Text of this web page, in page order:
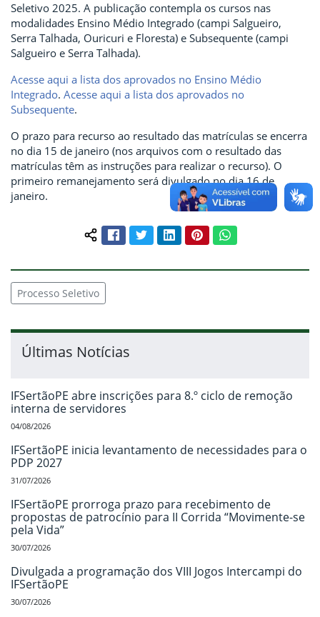
Seletivo 2025. A publicação contempla os cursos nas
modalidades Ensino Médio Integrado (campi Salgueiro,
Serra Talhada, Ouricuri e Floresta) e Subsequente (campi
Salgueiro e Serra Talhada).
Acesse aqui a lista dos aprovados no Ensino Médio
Integrado. Acesse aqui a lista dos aprovados no
Subsequente.
O prazo para recurso ao resultado das matrículas se encerra
no dia 15 de janeiro (nos arquivos com o resultado das
matrículas têm as instruções para realizar o recurso). O
primeiro remanejamento será divulgado no dia 16 de
janeiro.
Compartilhar conteúdo:
FacebookTwitterLinkedInPinterestWhatsApp
Processo Seletivo
Últimas Notícias
IFSertãoPE abre inscrições para 8.º ciclo de remoção
interna de servidores
04/08/2026
IFSertãoPE inicia levantamento de necessidades para o
PDP 2027
31/07/2026
IFSertãoPE prorroga prazo para recebimento de
propostas de patrocínio para II Corrida “Movimente-se
pela Vida”
30/07/2026
Divulgada a programação dos VIII Jogos Intercampi do
IFSertãoPE
30/07/2026